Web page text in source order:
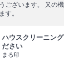
ございます。 又の
す。
ハウスクリーニン
ださい
まる印